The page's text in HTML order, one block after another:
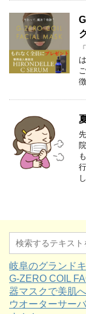
岐阜のグランド
G-ZERO COIL
器マスクで美肌
ウオーターサー